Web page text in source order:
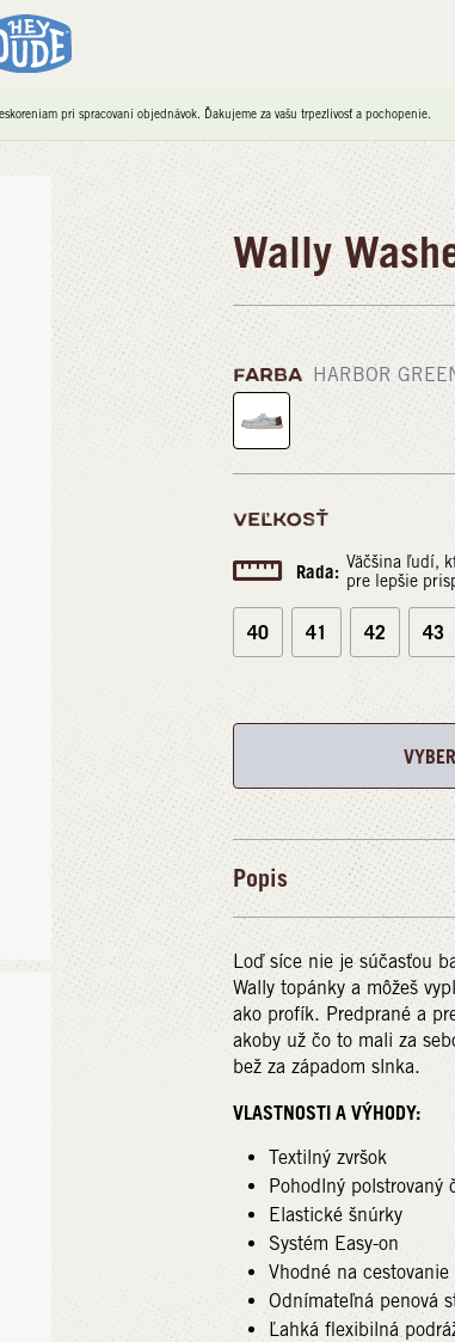
pri spracovaní objednávok. Ďakujeme za vašu trpezlivosť a pochopenie.
Wally
FARBA HARBOR
VEĽKOSŤ
Rada: Väčšina ľudí,
pre lepšie
40 41 42 43
Popis
Loď síce nie je súčasťou
Wally topánky a môžeš
ako profík. Predprané a
akoby už čo to mali za
bež za západom slnka.
VLASTNOSTI A VÝHODY:
Textilný zvršok
Pohodlný polstrovaný
Elastické šnúrky
Systém Easy-on
Vhodné na cestovanie
Odnímateľná penová
Ľahká flexibilná